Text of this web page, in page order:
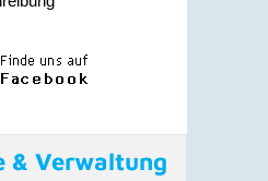
& Verwaltung